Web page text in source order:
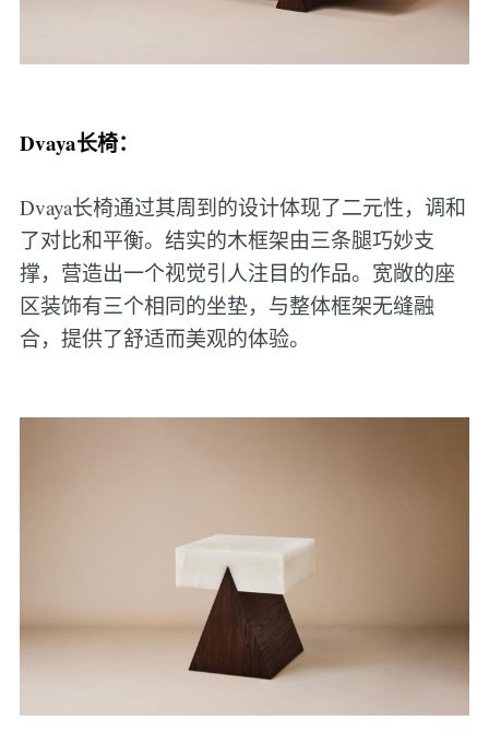
Dvaya长椅：
Dvaya长椅通过其周到的设计体现了二元性，调和
了对比和平衡。结实的木框架由三条腿巧妙支
撑，营造出一个视觉引人注目的作品。宽敞的座
区装饰有三个相同的坐垫，与整体框架无缝融
合，提供了舒适而美观的体验。